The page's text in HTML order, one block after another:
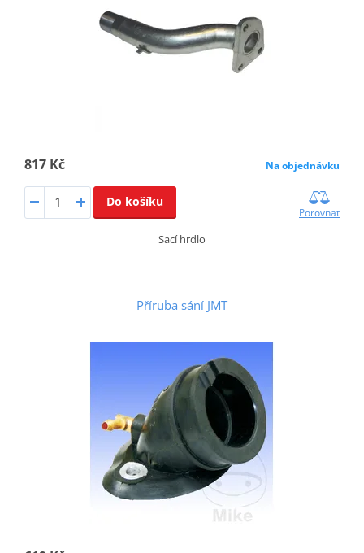
817 Kč Na objednávku
Do košíku
Porovnat
Sací hrdlo
Příruba sání JMT